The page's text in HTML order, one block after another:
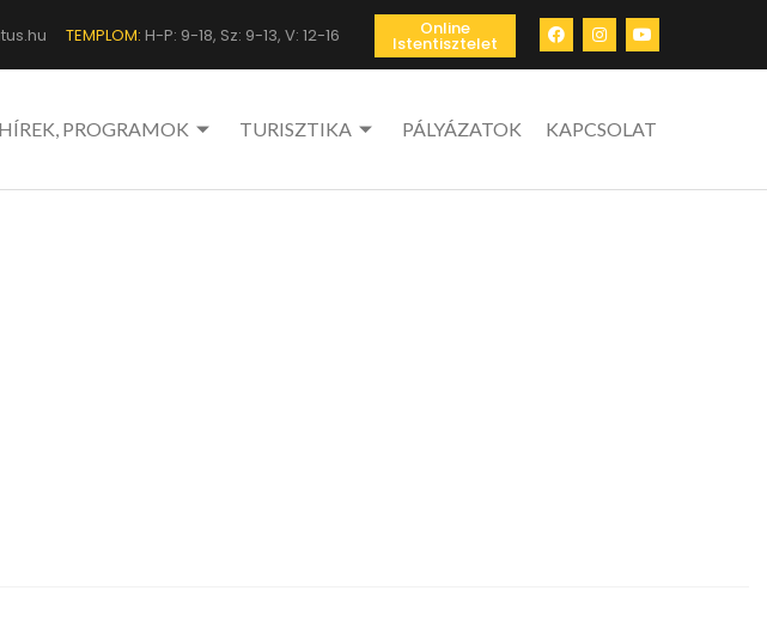
TEMPLOM: H-P: 9-18, Sz: 9-13, V: 12-16 Online
Istentisztelet
HÍREK, PROGRAMOK TURISZTIKA PÁLYÁZATOK KAPCSOLAT